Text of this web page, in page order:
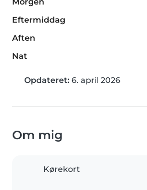
Morgen
Eftermiddag
Aften
Nat
Opdateret: 6. april 2026
Om mig
Kørekort